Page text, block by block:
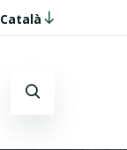
Català